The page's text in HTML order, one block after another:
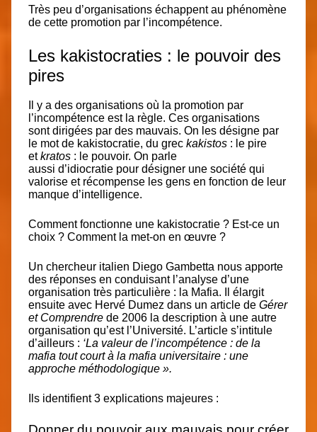
Très peu d’organisations échappent au phénomène
de cette promotion par l’incompétence.
Les kakistocraties : le pouvoir des
pires
Il y a des organisations où la promotion par
l’incompétence est la règle. Ces organisations
sontdirigées par des mauvais. On les désigne par
le mot de kakistocratie, du grec kakistos : le pire
etkratos : le pouvoir. On parle
aussi d’idiocratie pour désigner une société qui
valorise et récompense les gens en fonction de leur
manque d’intelligence.
Comment fonctionne une kakistocratie ? Est-ce un
choix ? Comment la met-on en œuvre ?
Un chercheur italien Diego Gambetta nous apporte
des réponses en conduisant l’analyse d’une
organisation très particulière : la Mafia. Il élargit
ensuite avec Hervé Dumez dans un article de Gérer
et Comprendre de 2006 la description à une autre
organisation qu’est l’Université. L’article s’intitule
d’ailleurs : ‘La valeur de l’incompétence : de la
mafia tout court à la mafia universitaire : une
approche méthodologique ».
Ils identifient3 explications majeures :